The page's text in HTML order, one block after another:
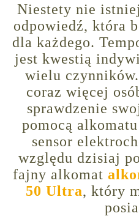
Niestety nie
odpowiedź, która
dla każdego.
jest kwestią
wielu
coraz więcej
sprawdzenie
pomocą
sensor
względu dzisiaj
fajny alkomat
50 Ultra, który